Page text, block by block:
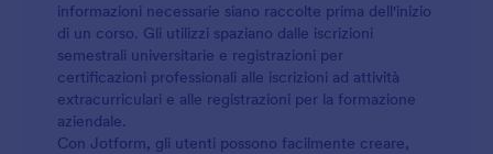
informazioni necessarie siano raccolte prima dell'inizio
di un corso. Gli utilizzi spaziano dalle iscrizioni
semestrali universitarie e registrazioni per
certificazioni professionali alle iscrizioni ad attività
extracurriculari e alle registrazioni per la formazione
aziendale.
Con Jotform, gli utenti possono facilmente creare,